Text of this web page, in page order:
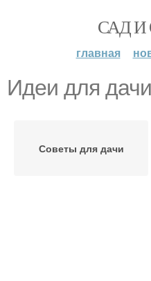
САД И
главная
Идеи для дачи
Советы для дачи